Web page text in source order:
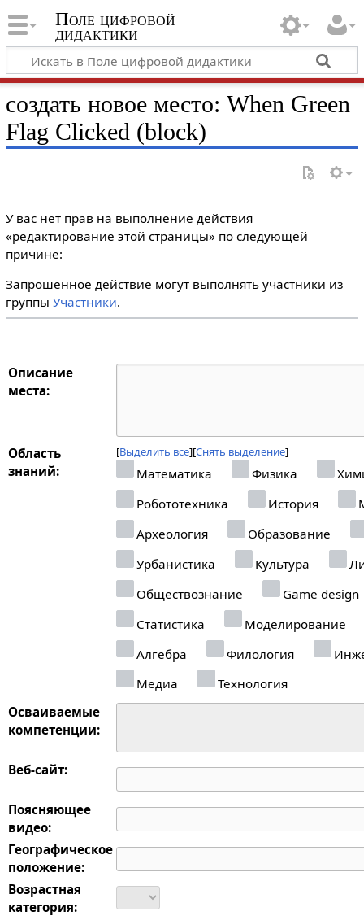
Поле цифровой
дидактики
создать новое место: When Green
Flag Clicked (block)
У вас нет прав на выполнение действия
«редактирование этой страницы» по следующей
причине:
Запрошенное действие могут выполнять участники из
группы Участники.
Описание
места:
Область
знаний:
Выделить все Снять выделение
Математика Физика
Робототехника
История
Археология
Образование
Урбанистика
Культура
Обществознание
Game design
Статистика
Моделирование
Алгебра
Филология
Медиа
Технология
Осваиваемые
компетенции:
Веб-сайт:
Поясняющее
видео:
Географическое
положение:
Возрастная
категория: